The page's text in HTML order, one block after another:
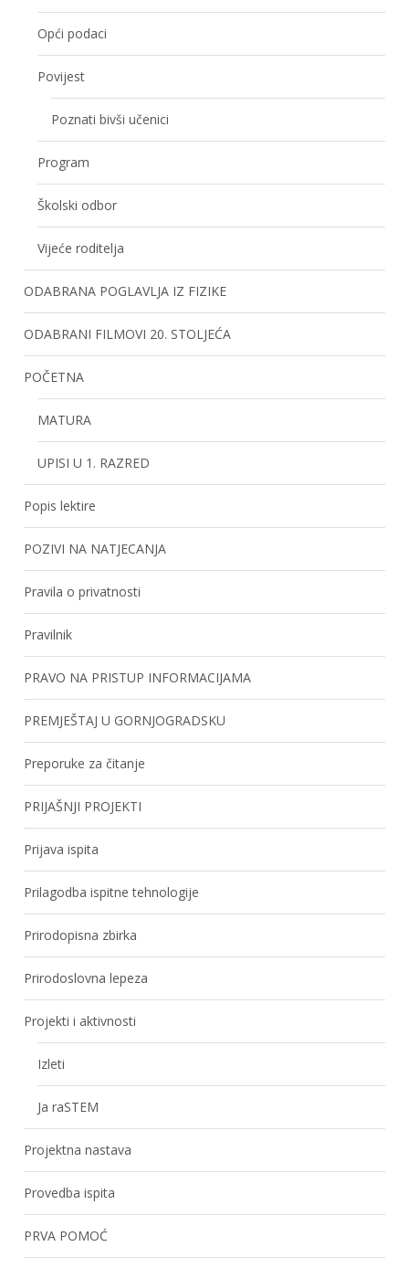
Opći podaci
Povijest
Poznati bivši učenici
Program
Školski odbor
Vijeće roditelja
ODABRANA POGLAVLJA IZ FIZIKE
ODABRANI FILMOVI 20. STOLJEĆA
POČETNA
MATURA
UPISI U 1. RAZRED
Popis lektire
POZIVI NA NATJECANJA
Pravila o privatnosti
Pravilnik
PRAVO NA PRISTUP INFORMACIJAMA
PREMJEŠTAJ U GORNJOGRADSKU
Preporuke za čitanje
PRIJAŠNJI PROJEKTI
Prijava ispita
Prilagodba ispitne tehnologije
Prirodopisna zbirka
Prirodoslovna lepeza
Projekti i aktivnosti
Izleti
Ja raSTEM
Projektna nastava
Provedba ispita
PRVA POMOĆ